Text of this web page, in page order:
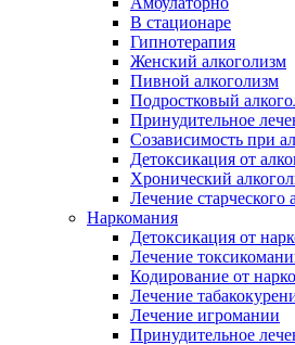
В стационаре
Гипнотерапия
Женский алкоголизм
Пивной алкоголизм
Подростковый
Принудительное
Созависимость при
Детоксикация от
Хронический
Лечение старческого
Наркомания
Детоксикация от
Лечение
Кодирование от
Лечение
Лечение игромании
Принудительное